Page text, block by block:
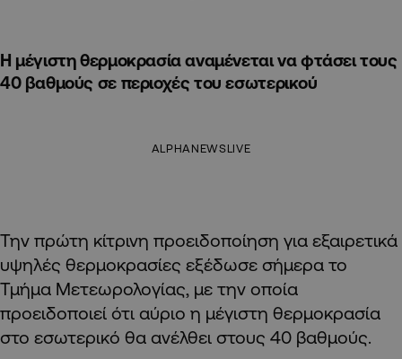
Η μέγιστη θερμοκρασία αναμένεται να φτάσει τους
40 βαθμούς σε περιοχές του εσωτερικού
ALPHANEWSLIVE
Την πρώτη κίτρινη προειδοποίηση για εξαιρετικά
υψηλές θερμοκρασίες εξέδωσε σήμερα το
Τμήμα Μετεωρολογίας, με την οποία
προειδοποιεί ότι αύριο η μέγιστη θερμοκρασία
στο εσωτερικό θα ανέλθει στους 40 βαθμούς.